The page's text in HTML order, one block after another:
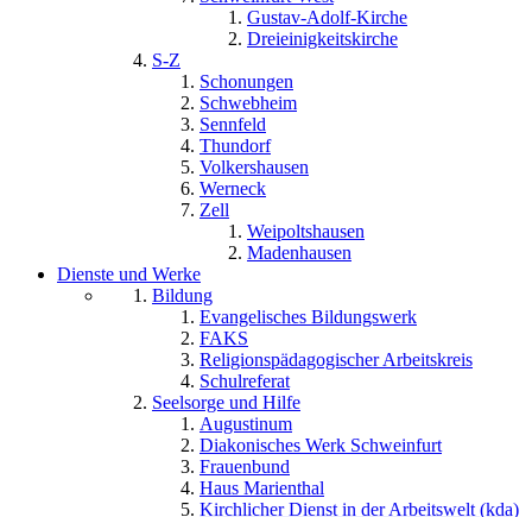
Gustav-Adolf-Kirche
Dreieinigkeitskirche
S-Z
Schonungen
Schwebheim
Sennfeld
Thundorf
Volkershausen
Werneck
Zell
Weipoltshausen
Madenhausen
Dienste und Werke
Bildung
Evangelisches Bildungswerk
FAKS
Religionspädagogischer Arbeitskreis
Schulreferat
Seelsorge und Hilfe
Augustinum
Diakonisches Werk Schweinfurt
Frauenbund
Haus Marienthal
Kirchlicher Dienst in der Arbeitswelt (kda)